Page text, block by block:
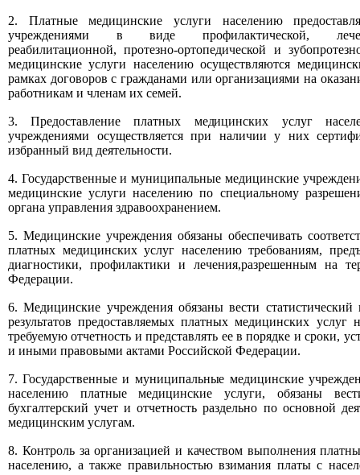
2. Платные медицинские услуги населению
учреждениями в виде профилактической,
реабилитационной, протезно-ортопедической и
медицинские услуги населению осуществляются
рамках договоров с гражданами или организациями на
работникам и членам их семей.
3. Предоставление платных медицинских услуг
учреждениями осуществляется при наличии у них
избранный вид деятельности.
4. Государственные и муниципальные медицинские
медицинские услуги населению по специальному
органа управления здравоохранением.
5. Медицинские учреждения обязаны обеспечивать
платных медицинских услуг населению требованиям,
диагностики, профилактики и лечения,разрешенным на
Федерации.
6. Медицинские учреждения обязаны вести статистический
результатов предоставляемых платных медицинских услуг
требуемую отчетность и представлять ее в порядке и сроки,
и иными правовыми актами Российской Федерации.
7. Государственные и муниципальные медицинские
населению платные медицинские услуги, обязаны
бухгалтерский учет и отчетность раздельно по основной
медицинским услугам.
8. Контроль за организацией и качеством выполнения
населению, а также правильностью взимания платы с